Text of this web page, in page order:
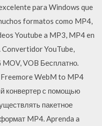
para Windows que
formatos como MP4,
Youtube a MP3, MP4 en
YouTube,
VOB Бесплатно.
Freemore WebM to MP4
конвертер с помощью
пакетное
MP4. Aprenda a